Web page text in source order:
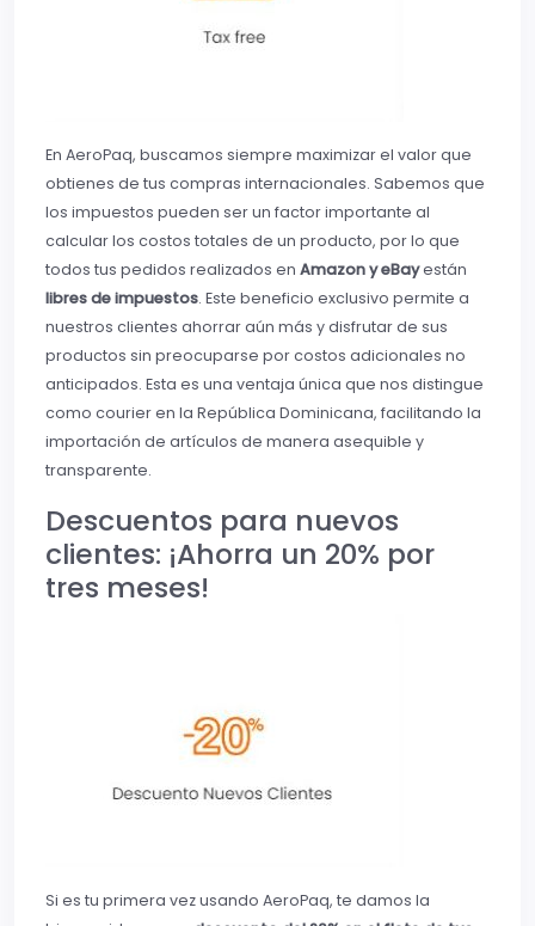
En AeroPaq, buscamos siempre maximizar el valor que
obtienes de tus compras internacionales. Sabemos que
los impuestos pueden ser un factor importante al
calcular los costos totales de un producto, por lo que
todos tus pedidos realizados en Amazon y eBayestán
libres de impuestos. Este beneficio exclusivo permite a
nuestros clientes ahorrar aún más y disfrutar de sus
productos sin preocuparse por costos adicionales no
anticipados. Esta es una ventaja única que nos distingue
como courier en la República Dominicana, facilitando la
importación de artículos de manera asequible y
transparente.
Descuentos para nuevos
clientes: ¡Ahorra un 20% por
tres meses!
Si es tu primera vez usando AeroPaq, te damos la